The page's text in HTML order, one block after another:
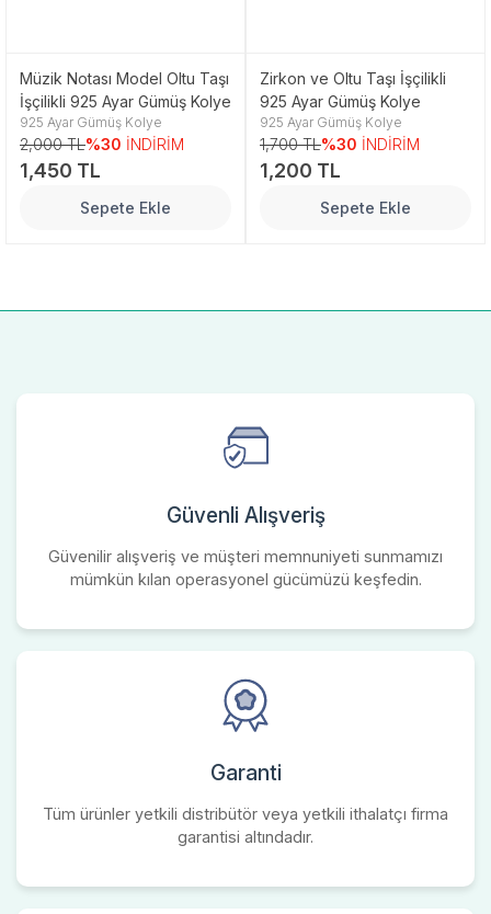
Müzik Notası Model Oltu Taşı
İşçilikli 925 Ayar Gümüş Kolye
925 Ayar Gümüş Kolye
2,000 TL%30 İNDİRİM
1,450 TL
Sepete Ekle
Zirkon ve Oltu Taşı İşçilikli
925 Ayar Gümüş Kolye
925 Ayar Gümüş Kolye
1,700 TL%30 İNDİRİM
1,200 TL
Sepete Ekle
Güvenli Alışveriş
Güvenilir alışveriş ve müşteri memnuniyeti sunmamızı
mümkün kılan operasyonel gücümüzü keşfedin.
Garanti
Tüm ürünler yetkili distribütör veya yetkili ithalatçı firma
garantisi altındadır.